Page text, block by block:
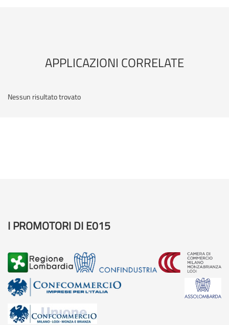
APPLICAZIONI CORRELATE
Nessun risultato trovato
I PROMOTORI DI E015